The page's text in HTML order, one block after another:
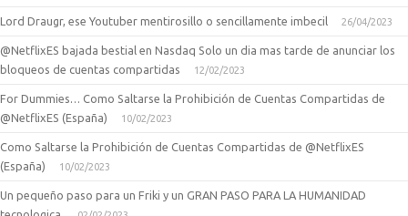
Lord Draugr, ese Youtuber mentirosillo o sencillamente imbecil 26/04/2023
@NetflixES bajada bestial en Nasdaq Solo un dia mas tarde de anunciar los
bloqueos de cuentas compartidas
12/02/2023
For Dummies… Como Saltarse la Prohibición de Cuentas Compartidas de
@NetflixES (España)
10/02/2023
Como Saltarse la Prohibición de Cuentas Compartidas de @NetflixES
(España)
10/02/2023
Un pequeño paso para un Friki y un GRAN PASO PARA LA HUMANIDAD